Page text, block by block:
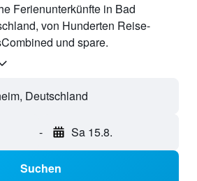
Ferienunterkünfte in Bad
von Hunderten Reise-
und spare.
Deutschland
- Sa 15.8.
Suchen